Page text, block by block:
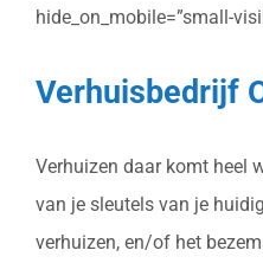
hide_on_mobile=”small-
Verhuisbedrijf
Verhuizen daar komt heel
van je sleutels van je
verhuizen, en/of het